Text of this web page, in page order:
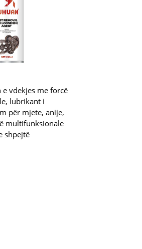
e vdekjes me forcë
lubrikant i
për mjete, anije,
multifunksionale
shpejtë